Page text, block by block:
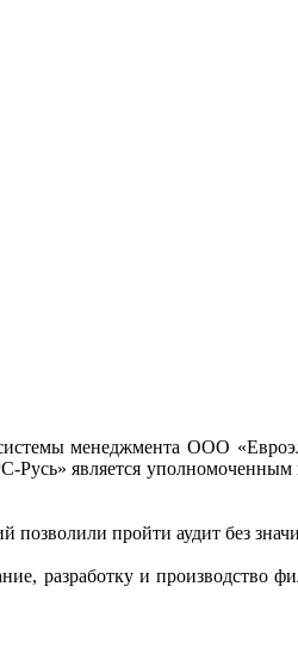
менеджмента ООО
является уполномоченным
пройти аудит без
разработку и производство